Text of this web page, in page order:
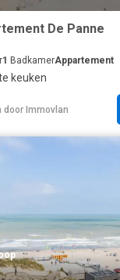
De Panne
1 BadkamerAppartement
keuken
door Immovlan